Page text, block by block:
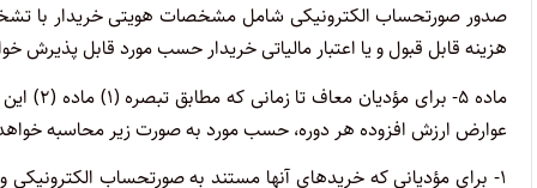
صدور صورتحساب الکترونیکی شامل مشخصات هویتی خریدار با
هزینه قابل قبول و یا اعتبار مالیاتی خریدار حسب مورد قابل پذیرش
ماده ۵-
عوارض ارزش افزوده هر دوره، حسب مورد به صورت زیر محاسبه
۱- برای مؤدیانی که خریدهای آنها مستند به صورتحساب